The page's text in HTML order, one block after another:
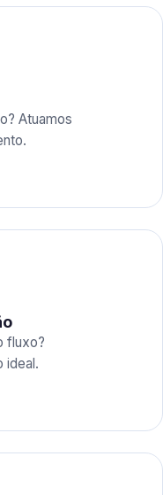
Atuamos
fluxo?
ideal.